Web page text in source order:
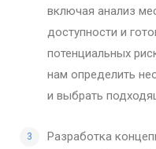
включая анализ
доступности и
потенциальных
нам определить
и выбрать
Разработка